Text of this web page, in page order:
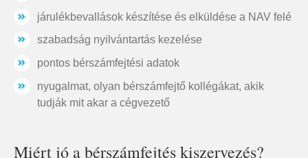
járulékbevallások készítése és elküldése a NAV felé
szabadság nyilvántartás kezelése
pontos bérszámfejtési adatok
nyugalmat, olyan bérszámfejtő kollégákat, akik
tudják mit akar a cégvezető
Miért jó a bérszámfejtés kiszervezés?